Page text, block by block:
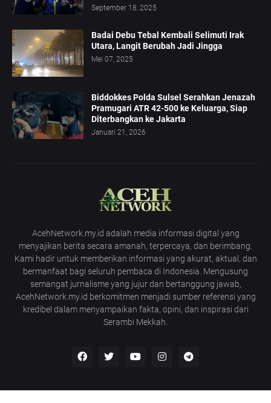
September 18, 2025
Badai Debu Tebal Kembali Selimuti Irak
Utara, Langit Berubah Jadi Jingga
Mei 07, 2025
Biddokkes Polda Sulsel Serahkan Jenazah
Pramugari ATR 42-500 ke Keluarga, Siap
Diterbangkan ke Jakarta
Januari 21, 2026
AcehNetwork.my.id adalah media informasi digital yang
menyajikan berita secara amanah, terpercaya, dan berimbang.
Kami hadir untuk memberikan informasi yang akurat, aktual, dan
bermanfaat bagi seluruh pembaca di Indonesia. Mengusung
semangat jurnalisme yang jujur dan bertanggung jawab,
AcehNetwork.my.id berkomitmen menjadi sumber referensi yang
kredibel dalam menyampaikan fakta, opini, dan inspirasi dari
Serambi Mekkah.